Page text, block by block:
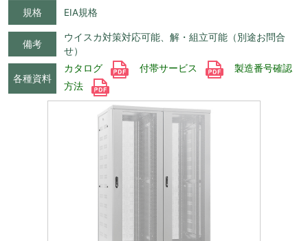
規格 EIA規格
備考
ウイスカ対策対応可能、解・組立可能（別途お問合
せ）
各種資料
カタログ 付帯サービス
製造番号確認
方法